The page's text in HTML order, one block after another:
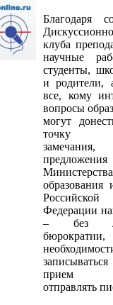
Благодаря
клуба
научные
студенты,
и родители,
все, кому
вопросы
могут
точку
замечания,
Министерства
образования
Российской
Федерации
– без
бюрократии,
прием
отправлять